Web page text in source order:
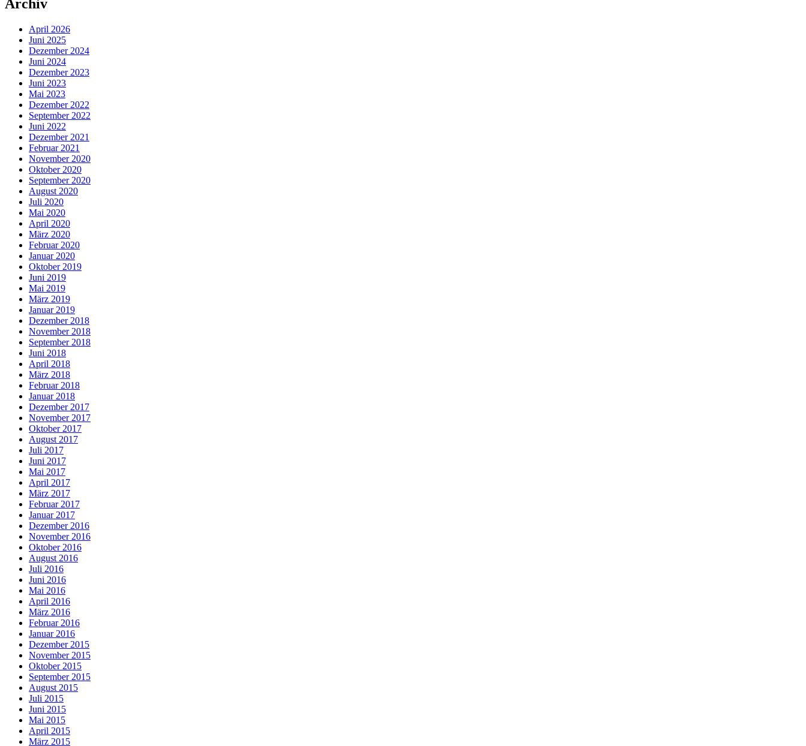
Archiv
April 2026
Juni 2025
Dezember 2024
Juni 2024
Dezember 2023
Juni 2023
Mai 2023
Dezember 2022
September 2022
Juni 2022
Dezember 2021
Februar 2021
November 2020
Oktober 2020
September 2020
August 2020
Juli 2020
Mai 2020
April 2020
März 2020
Februar 2020
Januar 2020
Oktober 2019
Juni 2019
Mai 2019
März 2019
Januar 2019
Dezember 2018
November 2018
September 2018
Juni 2018
April 2018
März 2018
Februar 2018
Januar 2018
Dezember 2017
November 2017
Oktober 2017
August 2017
Juli 2017
Juni 2017
Mai 2017
April 2017
März 2017
Februar 2017
Januar 2017
Dezember 2016
November 2016
Oktober 2016
August 2016
Juli 2016
Juni 2016
Mai 2016
April 2016
März 2016
Februar 2016
Januar 2016
Dezember 2015
November 2015
Oktober 2015
September 2015
August 2015
Juli 2015
Juni 2015
Mai 2015
April 2015
März 2015